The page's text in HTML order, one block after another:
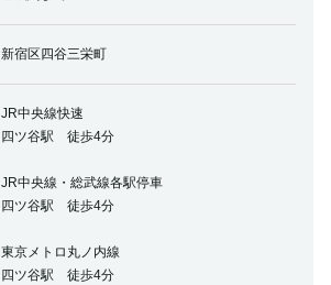
新宿区四谷三栄町
JR中央線快速
四ツ谷駅 徒歩4分
JR中央線・総武線各駅停車
四ツ谷駅 徒歩4分
東京メトロ丸ノ内線
四ツ谷駅 徒歩4分